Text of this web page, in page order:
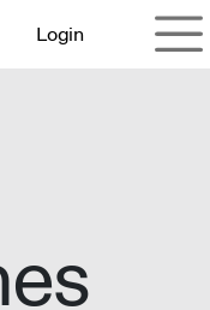
Login